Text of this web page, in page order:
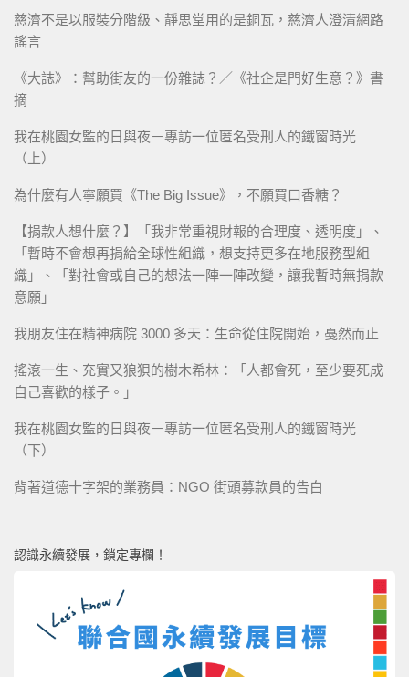
慈濟不是以服裝分階級、靜思堂用的是銅瓦，慈濟人澄清網路
謠言
《大誌》：幫助街友的一份雜誌？／《社企是門好生意？》書
摘
我在桃園女監的日與夜－專訪一位匿名受刑人的鐵窗時光
（上）
為什麼有人寧願買《The Big Issue》，不願買口香糖？
【捐款人想什麼？】「我非常重視財報的合理度、透明度」、
「暫時不會想再捐給全球性組織，想支持更多在地服務型組
織」、「對社會或自己的想法一陣一陣改變，讓我暫時無捐款
意願」
我朋友住在精神病院 3000 多天：生命從住院開始，戞然而止
搖滾一生、充實又狼狽的樹木希林：「人都會死，至少要死成
自己喜歡的樣子。」
我在桃園女監的日與夜－專訪一位匿名受刑人的鐵窗時光
（下）
背著道德十字架的業務員：NGO 街頭募款員的告白
認識永續發展，鎖定專欄！